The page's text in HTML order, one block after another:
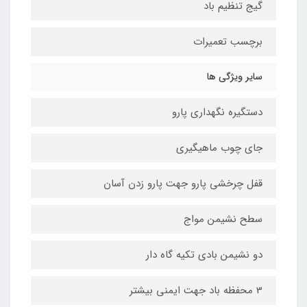
گیج تنظیم باد
برچسب تعمیرات
سایر ویژگی ها
دستگیره نگهداری پارو
جای چوب ماهیگیری
قفل چرخشی پارو جهت پارو زدن آسان
سطح نشیمن مواج
دو نشیمن بادی تکیه گاه دار
3 محفظه باد جهت ایمنی بیشتر